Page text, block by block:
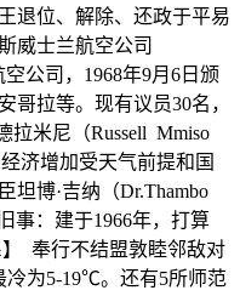
退位、解除、还政于平易
威士兰航空公司
公司，1968年9月6日颁
哥拉等。现有议员30名，
拉米尼（Russell Mmiso
济增加受天气前提和国
坦博·吉纳（Dr.Thambo
事：建于1966年，打算
奉行不结盟敦睦邻敌对
冷为5-19℃。还有5所师范